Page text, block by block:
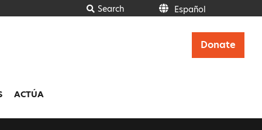
Search
Español
Français
Deutsch
Ελληνικά
Donate
ACTÚA